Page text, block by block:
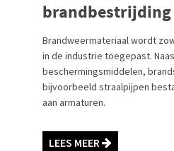
brandbestrijding
Brandweermateriaal wordt
in de industrie toegepast.
beschermingsmiddelen,
bijvoorbeeld straalpijpen
aan armaturen.
LEES MEER